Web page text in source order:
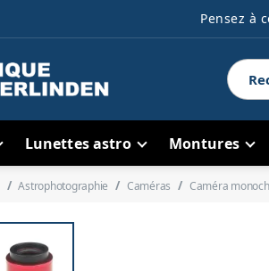
Pensez à
Lunettes astro Montures
Astrophotographie Caméras Caméra